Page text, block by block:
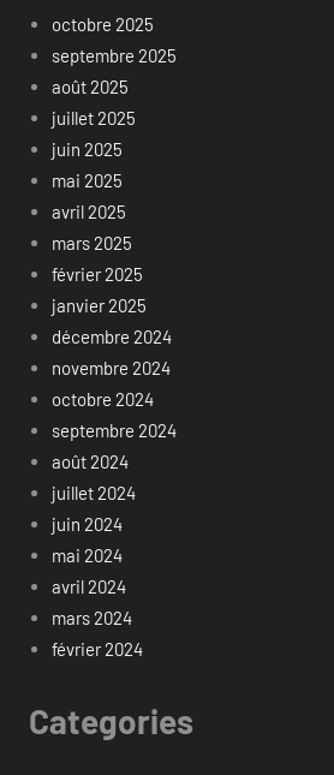
octobre 2025
septembre 2025
août 2025
juillet 2025
juin 2025
mai 2025
avril 2025
mars 2025
février 2025
janvier 2025
décembre 2024
novembre 2024
octobre 2024
septembre 2024
août 2024
juillet 2024
juin 2024
mai 2024
avril 2024
mars 2024
février 2024
Categories